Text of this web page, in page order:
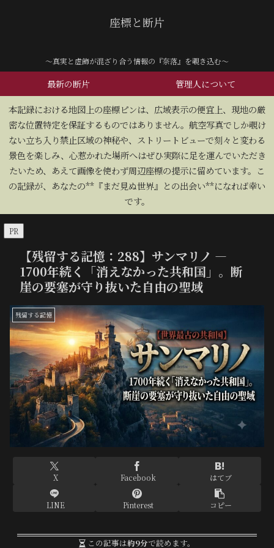
座標と断片
～真実と虚飾が混ざり合う情報の『奈落』を覗き込む～
最新の断片 管理人について
​本記録における地図上の座標ピンは、広域表示の便宜上、現地の厳
密な位置特定を保証するものではありません。航空写真でしか覗け
ない立ち入り禁止区域の神秘や、ストリートビューで刻々と変わる
景色を楽しみ、心惹かれた場所へはぜひ実際に足を運んでいただき
たいため、あえて画像を使わず周辺座標の提示に留めています。こ
の記録が、あなたの**『まだ見ぬ世界』との出会い**になれば幸い
です。
PR
【残留する記憶：288】サンマリノ —
1700年続く「消えなかった共和国」。断
崖の要塞が守り抜いた自由の聖域
残留する記憶
X Facebook はてブ
LINE Pinterest コピー
この記事は約9分で読めます。